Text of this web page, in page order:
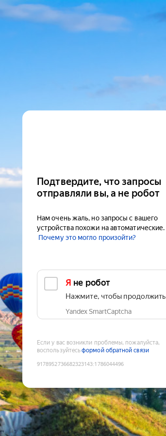
Подтвердите, что запросы
отправляли вы, а не робот
Нам очень жаль, но запросы с вашего
устройства похожи на автоматические.
Почему это могло произойти?
Я не робот
Нажмите, чтобы продолжить
Yandex SmartCaptcha
Если у вас возникли проблемы, пожалуйста,
воспользуйтесьформой обратной связи
9178952736682323143:1786044496